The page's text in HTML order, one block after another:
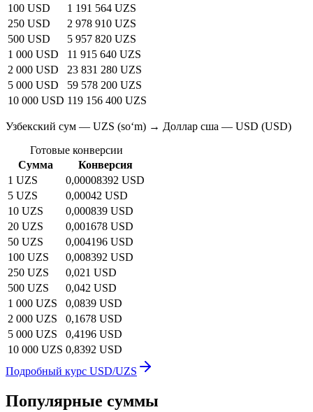
100 USD
1 191 564 UZS
250 USD
2 978 910 UZS
500 USD
5 957 820 UZS
1 000 USD
11 915 640 UZS
2 000 USD
23 831 280 UZS
5 000 USD
59 578 200 UZS
10 000 USD 119 156 400 UZS
Узбекский сум — UZS (soʻm) → Доллар сша — USD (USD)
Готовые конверсии
Сумма
Конверсия
1 UZS
0,00008392 USD
5 UZS
0,00042 USD
10 UZS
0,000839 USD
20 UZS
0,001678 USD
50 UZS
0,004196 USD
100 UZS
0,008392 USD
250 UZS
0,021 USD
500 UZS
0,042 USD
1 000 UZS
0,0839 USD
2 000 UZS
0,1678 USD
5 000 UZS
0,4196 USD
10 000 UZS 0,8392 USD
Подробный курс USD/UZS
Популярные суммы